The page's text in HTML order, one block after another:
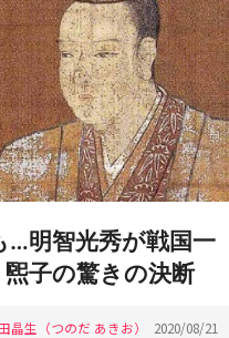
明智光秀が戦国一
子の驚きの決断
晶生（つのだ あきお） 2020/08/21